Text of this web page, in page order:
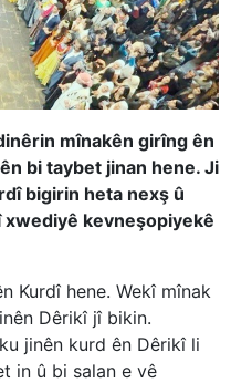
mînakên girîng ên
bi taybet jinan hene. Ji
bigirin heta nexş û
xwediyê kevneşopiyekê
Kurdî hene. Wekî mînak
Dêrikî jî bikin.
jinên kurd ên Dêrikî li
in û bi salan e vê